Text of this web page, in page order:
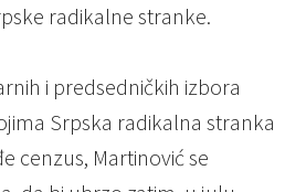
radikalne stranke.
i predsedničkih izbora
Srpska radikalna stranka
cenzus, Martinović se